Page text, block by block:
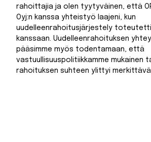
rahoittajia ja olen tyytyväinen, että
Oyj:n kanssa yhteistyö laajeni, kun
uudelleenrahoitusjärjestely
kanssaan. Uudelleenrahoituksen
pääsimme myös todentamaan, että
vastuullisuuspolitiikkamme mukainen
rahoituksen suhteen ylittyi